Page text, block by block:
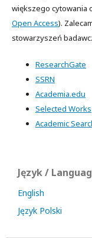
większego cytowania
Open Access).
stowarzyszeń
ResearchGate
SSRN
Academia.edu
Selected Works
Academic
Język /
English
Język Polski